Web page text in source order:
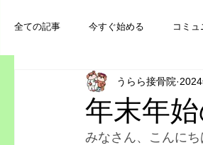
全ての記事 今すぐ始める コミュ
年末年
うらら接骨院
みなさん、こんにち